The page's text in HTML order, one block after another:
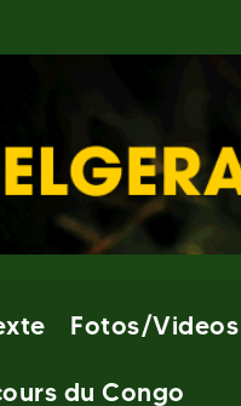
Fotos/Videos
du Congo